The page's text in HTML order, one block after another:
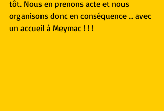
tôt. Nous en prenons acte et nous
organisons donc en conséquence … avec
un accueil à Meymac ! ! !